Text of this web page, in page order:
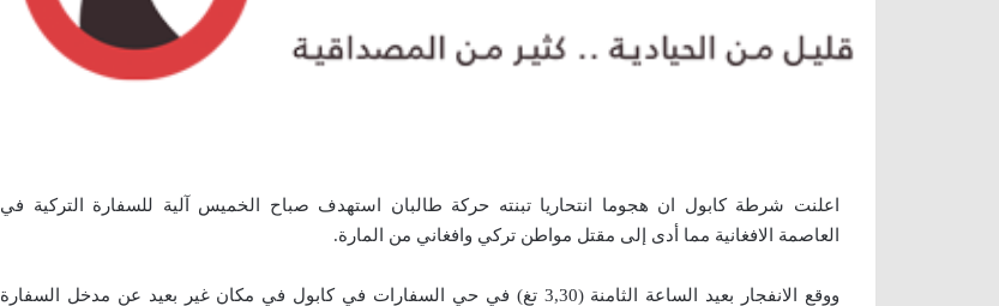
اعلنت شرطة كابول ان هجوما انتحاريا تبنته حركة طالبان استهدف صباح الخميس آلية للسفارة التركية في
العاصمة الافغانية مما أدى إلى مقتل مواطن تركي وافغاني من المارة.
ووقع الانفجار بعيد الساعة الثامنة (3,30 تغ) في حي السفارات في كابول في مكان غير بعيد عن مدخل السفارة